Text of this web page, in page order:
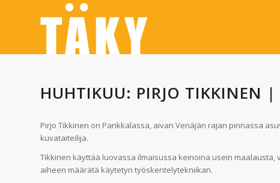
HUHTIKUU: PIRJO TIKKINEN
Pirjo Tikkinen on Parikkalassa, aivan Venäjän rajan pinnassa
kuvataiteilija.
Tikkinen käyttää luovassa ilmaisussa keinoina usein
aiheen määrätä käytetyn työskentelytekniikan.